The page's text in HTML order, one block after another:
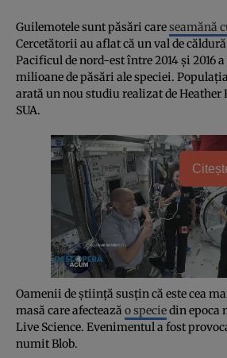
Guilemotele sunt păsări careseamănă
Cercetătorii au aflat că un val de
Pacificul de nord-est între 2014 și 2016
milioane de păsări ale speciei.
arată un nou studiu realizat de Heather
SUA.
Oamenii de știință susțin că este cea
masă care afectează o speciedin epoca
Live Science. Evenimentul a fost
numit Blob.